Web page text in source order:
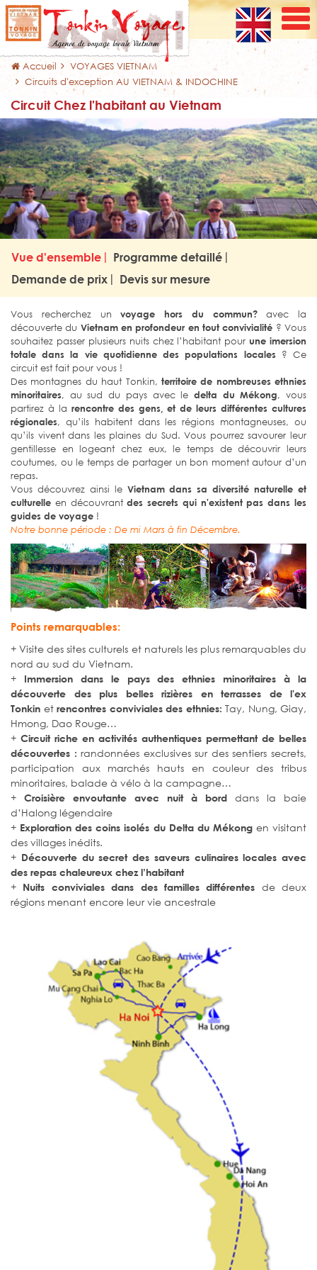
Accueil
VOYAGES VIETNAM
Circuits d'exception AU VIETNAM & INDOCHINE
Circuit Chez l'habitant au Vietnam
Vue d'ensemble
Programme detaillé
Demande de prix
Devis sur mesure
Vous recherchez unvoyage hors du commun?avec la
découverte du Vietnam en profondeur en tout convivialité ? Vous
souhaitez passer plusieurs nuits chez l’habitant pour une imersion
totale dans la vie quotidienne des populations locales? Ce
circuit est fait pour vous !
Des montagnes du haut Tonkin, territoire de nombreuses ethnies
minoritaires, au sud du pays avec le delta du Mékong, vous
partirez à la rencontre des gens, et de leurs différentes cultures
régionales, qu’ils habitent dans les régions montagneuses, ou
qu’ils vivent dans les plaines du Sud. Vous pourrez savourer leur
gentillesse en logeant chez eux, le temps de découvrir leurs
coutumes, ou le temps de partager un bon moment autour d’un
repas.
Vous découvrez ainsi le Vietnam dans sa diversité naturelle et
culturelle en découvrantdes secrets qui n'existent pas dans les
guides de voyage !
Notre bonne période : De mi Mars à fin Décembre.
Points remarquables:
+ Visite des sites culturels et naturels les plus remarquables du
nord au sud du Vietnam.
+
Immersion dans le pays des ethnies minoritaires à la
découverte des plus belles rizières en terrasses de l'ex
Tonkin et rencontres conviviales des ethnies: Tay, Nung, Giay,
Hmong, Dao Rouge…
+ Circuit riche en activités authentiques permettant de belles
découvertes : randonnées exclusives sur des sentiers secrets,
participation aux marchés hauts en couleur des tribus
minoritaires, balade à vélo à la campagne…
+ Croisière envoutante avec nuit à bord dans la baie
d’Halong légendaire
+ Exploration des coins isolés du Delta du Mékong en visitant
des villages inédits.
+ Découverte du secret des saveurs culinaires locales avec
des repas chaleureux chez l’habitant
+ Nuits conviviales dans des familles différentes de deux
régions menant encore leur vie ancestrale